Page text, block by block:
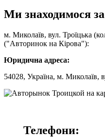
Ми знаходимося
м. Миколаїв, вул. Троїцька
("Авторинок на Кірова"):
Юридична адреса:
54028, Україна, м. Миколаїв,
Телефони: